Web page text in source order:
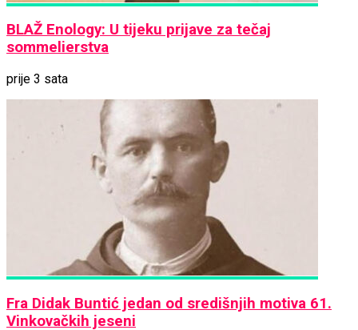
BLAŽ Enology: U tijeku prijave za tečaj
sommelierstva
prije 3 sata
Fra Didak Buntić jedan od središnjih motiva 61.
Vinkovačkih jeseni